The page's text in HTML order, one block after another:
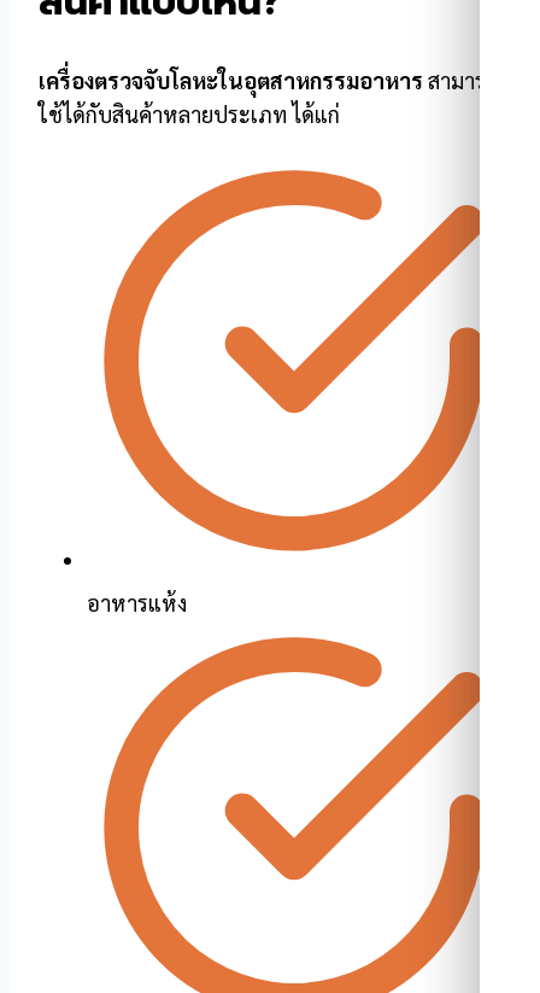
เครื่องตรวจจับโลหะในอุตสาหกรรมอาหาร สามารถ
ใช้ได้กับสินค้าหลายประเภท ได้แก่
อาหารแห้ง